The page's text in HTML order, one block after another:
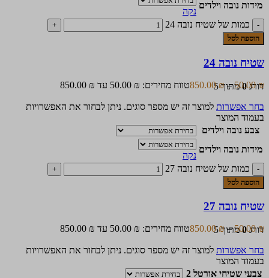
מידות נובה וילדים
נקה
כמות של שטיח נובה 24
הוספה לסל
שטיח נובה 24
דורג0מתוך 550.00₪
–
850.00₪ טווח מחירים: ⁦50.00 ₪⁩ עד ⁦850.00 ₪⁩
בחר אפשרות למוצר זה יש מספר סוגים. ניתן לבחור את האפשרויות
בעמוד המוצר
צבע נובה וילדים
מידות נובה וילדים
נקה
כמות של שטיח נובה 27
הוספה לסל
שטיח נובה 27
דורג0מתוך 550.00₪
–
850.00₪ טווח מחירים: ⁦50.00 ₪⁩ עד ⁦850.00 ₪⁩
בחר אפשרות למוצר זה יש מספר סוגים. ניתן לבחור את האפשרויות
בעמוד המוצר
צבעי שטיחי אורטל 2